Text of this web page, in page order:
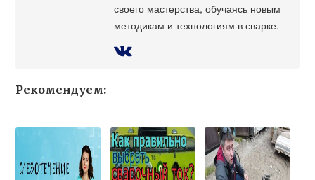
своего мастерства, обучаясь новым
методикам и технологиям в сварке.
Рекомендуем: